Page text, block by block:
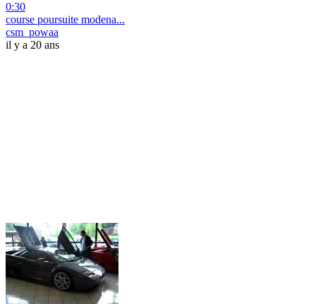
0:30
course poursuite modena...
csm_powaa
il y a 20 ans